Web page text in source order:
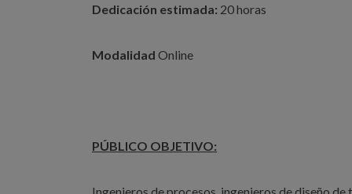
Dedicación estimada: 20 horas
Modalidad Online
PÚBLICO OBJETIVO:
Ingenieros de procesos, ingenieros de diseño